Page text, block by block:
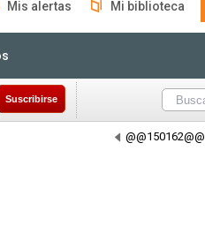
Mis alertas Mi biblioteca
Suscribirse
@@150162@@